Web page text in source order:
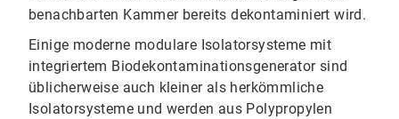
benachbarten Kammer bereits dekontaminiert wird.
Einige moderne modulare Isolatorsysteme mit
integriertem Biodekontaminationsgenerator sind
üblicherweise auch kleiner als herkömmliche
Isolatorsysteme und werden aus Polypropylen